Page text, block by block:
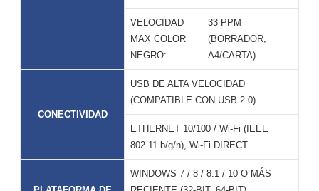
VELOCIDAD
MAX COLOR
NEGRO:
33 PPM
(BORRADOR,
A4/CARTA)
CONECTIVIDAD
USB DE ALTA VELOCIDAD
(COMPATIBLE CON USB 2.0)
ETHERNET 10/100 / Wi-Fi (IEEE
802.11 b/g/n), Wi-Fi DIRECT
WINDOWS 7 / 8 / 8.1 / 10 O MÁS